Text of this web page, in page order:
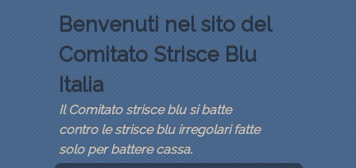
Benvenuti nel sito del
Comitato Strisce Blu
Italia
Il Comitato strisce blu si batte
contro le strisce blu irregolari fatte
solo per battere cassa.